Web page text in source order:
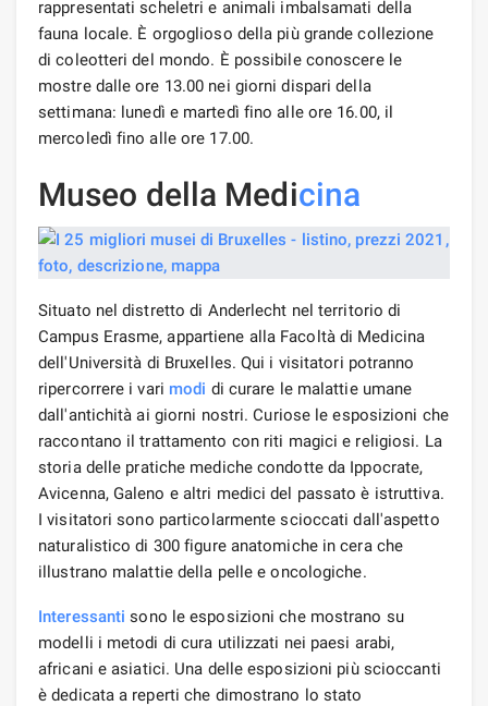
rappresentati scheletri e animali imbalsamati della
fauna locale. È orgoglioso della più grande collezione
di coleotteri del mondo. È possibile conoscere le
mostre dalle ore 13.00 nei giorni dispari della
settimana: lunedì e martedì fino alle ore 16.00, il
mercoledì fino alle ore 17.00.
Museo della Medicina
Situato nel distretto di Anderlecht nel territorio di
Campus Erasme, appartiene alla Facoltà di Medicina
dell'Università di Bruxelles. Qui i visitatori potranno
ripercorrere i vari modi di curare le malattie umane
dall'antichità ai giorni nostri. Curiose le esposizioni che
raccontano il trattamento con riti magici e religiosi. La
storia delle pratiche mediche condotte da Ippocrate,
Avicenna, Galeno e altri medici del passato è istruttiva.
I visitatori sono particolarmente scioccati dall'aspetto
naturalistico di 300 figure anatomiche in cera che
illustrano malattie della pelle e oncologiche.
Interessanti sono le esposizioni che mostrano su
modelli i metodi di cura utilizzati nei paesi arabi,
africani e asiatici. Una delle esposizioni più scioccanti
è dedicata a reperti che dimostrano lo stato